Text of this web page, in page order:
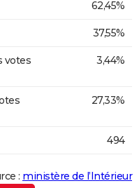
62,45%
37,55%
votes
3,44%
27,33%
494
: ministère de l’Intérieur